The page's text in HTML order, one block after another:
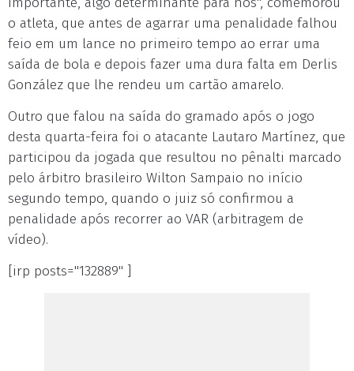
o atleta, que antes de agarrar uma penalidade falhou
feio em um lance no primeiro tempo ao errar uma
saída de bola e depois fazer uma dura falta em Derlis
González que lhe rendeu um cartão amarelo.
Outro que falou na saída do gramado após o jogo
desta quarta-feira foi o atacante Lautaro Martínez, que
participou da jogada que resultou no pênalti marcado
pelo árbitro brasileiro Wilton Sampaio no início
segundo tempo, quando o juiz só confirmou a
penalidade após recorrer ao VAR (arbitragem de
vídeo).
[irp posts="132889" ]